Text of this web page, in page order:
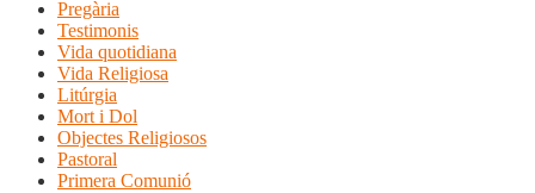
Pregària
Testimonis
Vida quotidiana
Vida Religiosa
Litúrgia
Mort i Dol
Objectes Religiosos
Pastoral
Primera Comunió